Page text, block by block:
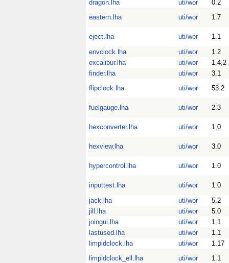
dragon.lha
uti/wor
0.2
eastern.lha
uti/wor 1.7
eject.lha uti/wor
1.1
envclock.lha
uti/wor
1.2
excalibur.lha
uti/wor
1.4,2
finder.lha
uti/wor
3.1
flipclock.lha
uti/wor 53.2
fuelgauge.lha uti/wor 2.3
hexconverter.lha uti/wor 1.0
hexview.lha uti/wor 3.0
hypercontrol.lha uti/wor 1.0
inputtest.lha uti/wor
1.0
jack.lha
uti/wor
5.2
jill.lha
uti/wor
5.0
joingui.lha
uti/wor
1.1
lastused.lha
uti/wor
1.1
limpidclock.lha
uti/wor
1.17
limpidclock_ell.lha
uti/wor
1.1